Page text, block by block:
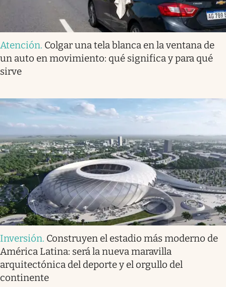
Atención. Colgar una tela blanca en la ventana de
un auto en movimiento: qué significa y para qué
sirve
Inversión. Construyen el estadio más moderno de
América Latina: será la nueva maravilla
arquitectónica del deporte y el orgullo del
continente